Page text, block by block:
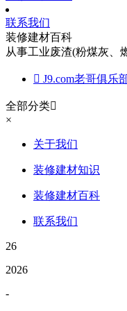
联系我们
装修建材百科
从事工业废渣(粉煤灰、
 J9.com老哥俱乐
全部分类
×
关于我们
装修建材知识
装修建材百科
联系我们
26
2026
-